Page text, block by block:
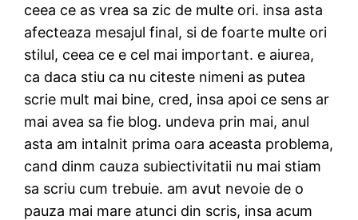
ceea ce as vrea sa zic de multe ori. insa asta
afecteaza mesajul final, si de foarte multe ori
stilul, ceea ce e cel mai important. e aiurea,
ca daca stiu ca nu citeste nimeni as putea
scrie mult mai bine, cred, insa apoi ce sens ar
mai avea sa fie blog. undeva prin mai, anul
asta am intalnit prima oara aceasta problema,
cand dinm cauza subiectivitatii nu mai stiam
sa scriu cum trebuie. am avut nevoie de o
pauza mai mare atunci din scris, insa acum